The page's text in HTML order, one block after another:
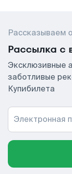
Рассказываем
Рассылка с
Эксклюзивные
заботливые
Купибилета
Электронная